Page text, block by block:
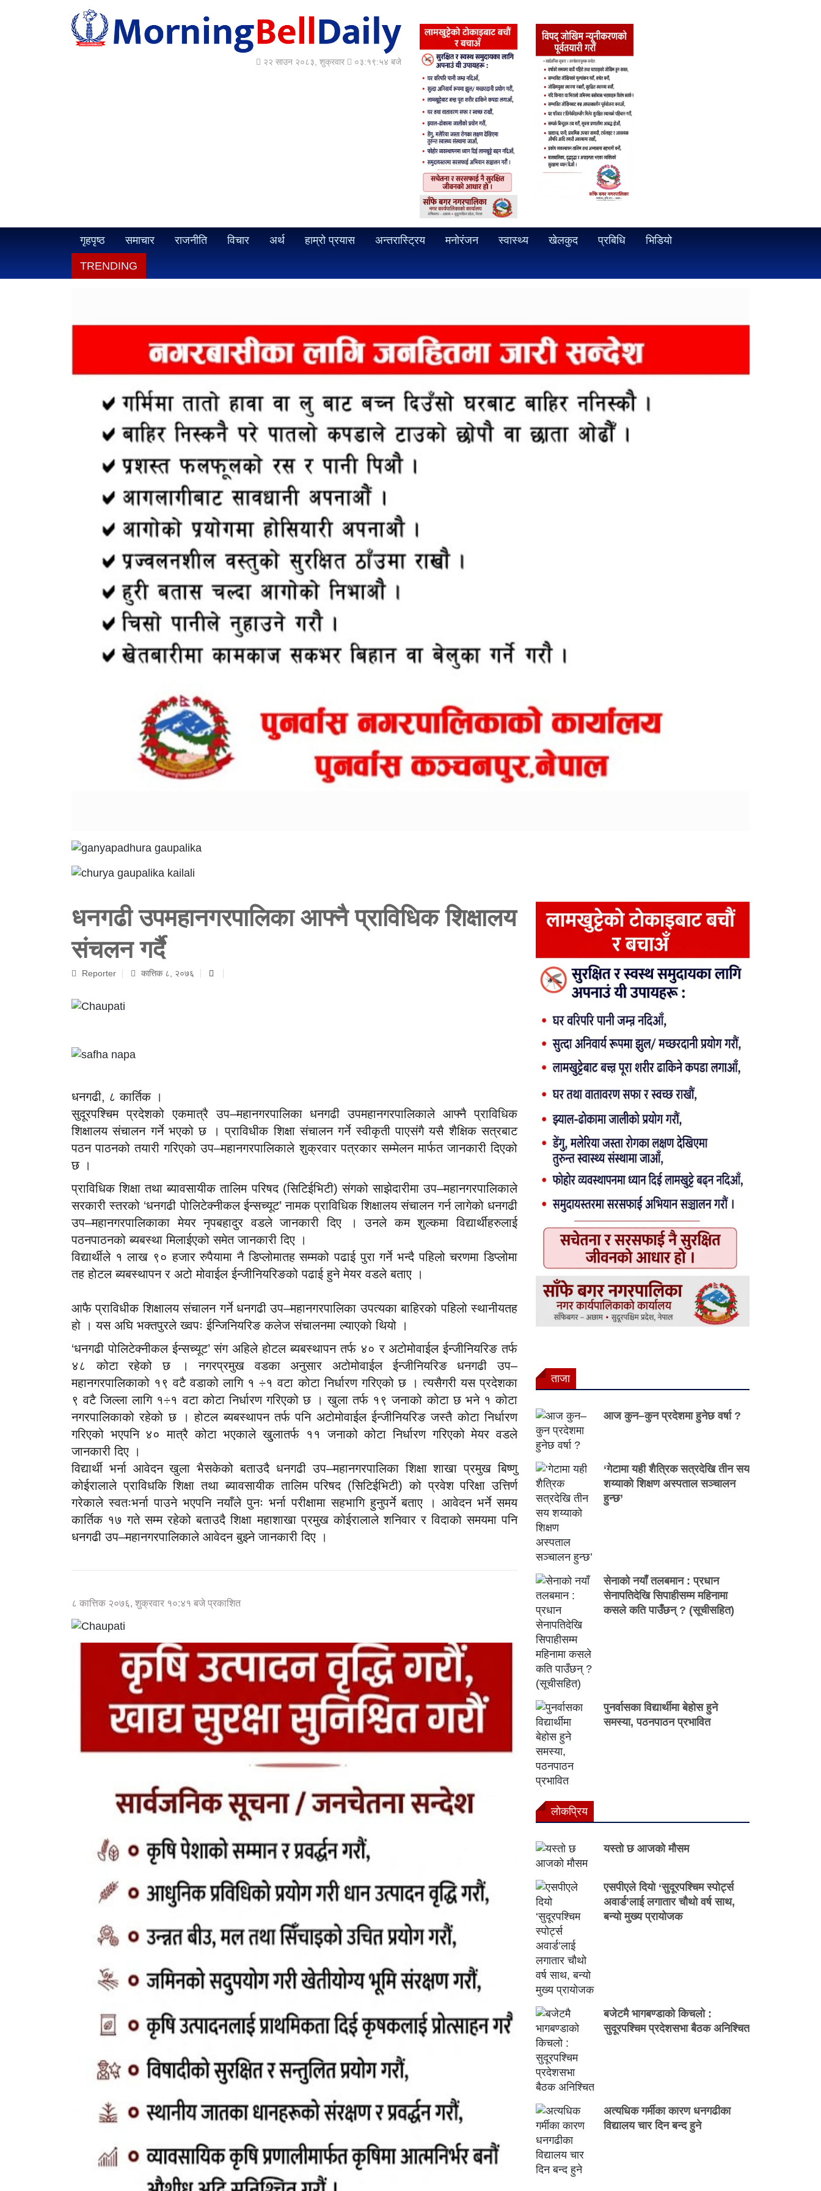
२२ साउन २०८३, शुक्रवार ०३:१९:५६ बजे
गृहपृष्ठ समाचार राजनीति विचार अर्थ हाम्रो प्रयास अन्तरास्ट्रिय मनोरंजन स्वास्थ्य खेलकुद प्रबिधि भिडियो
TRENDING
धनगढी उपमहानगरपालिका आफ्नै प्राविधिक शिक्षालय
संचलन गर्दै
Reporter कात्तिक ८, २०७६
धनगढी, ८ कार्तिक ।
सुदूरपश्चिम प्रदेशको एकमात्रै उप–महानगरपालिका धनगढी उपमहानगरपालिकाले आफ्नै प्राविधिक
शिक्षालय संचालन गर्ने भएको छ । प्राविधीक शिक्षा संचालन गर्ने स्वीकृती पाएसंगै यसै शैक्षिक सत्रबाट
पठन पाठनको तयारी गरिएको उप–महानगरपालिकाले शुक्रवार पत्रकार सम्मेलन मार्फत जानकारी दिएको
छ ।
प्राविधिक शिक्षा तथा ब्यावसायीक तालिम परिषद (सिटिईभिटी) संगको साझेदारीमा उप–महानगरपालिकाले
सरकारी स्तरको ‘धनगढी पोलिटेक्नीकल ईन्सच्यूट’ नामक प्राविधिक शिक्षालय संचालन गर्न लागेको धनगढी
उप–महानगरपालिकाका मेयर नृपबहादुर वडले जानकारी दिए । उनले कम शुल्कमा विद्यार्थीहरुलाई
पठनपाठनको ब्यबस्था मिलाईएको समेत जानकारी दिए ।
विद्यार्थीले १ लाख ९० हजार रुपैयामा नै डिप्लोमातह सम्मको पढाई पुरा गर्ने भन्दै पहिलो चरणमा डिप्लोमा
तह होटल ब्यबस्थापन र अटो मोवाईल ईन्जीनियरिङको पढाई हुने मेयर वडले बताए ।
आफै प्राविधीक शिक्षालय संचालन गर्ने धनगढी उप–महानगरपालिका उपत्यका बाहिरको पहिलो स्थानीयतह
हो । यस अघि भक्तपुरले ख्वपः ईन्जिनियरिङ कलेज संचालनमा ल्याएको थियो ।
‘धनगढी पोलिटेक्नीकल ईन्सच्यूट’ संग अहिले होटल ब्यबस्थापन तर्फ ४० र अटोमोवाईल ईन्जीनियरिङ तर्फ
४८ कोटा रहेको छ । नगरप्रमुख वडका अनुसार अटोमोवाईल ईन्जीनियरिङ धनगढी उप–
महानगरपालिकाको १९ वटै वडाको लागि १ ÷१ वटा कोटा निर्धारण गरिएको छ । त्यसैगरी यस प्रदेशका
९ वटै जिल्ला लागि १÷१ वटा कोटा निर्धारण गरिएको छ । खुला तर्फ १९ जनाको कोटा छ भने १ कोटा
नगरपालिकाको रहेको छ । होटल ब्यबस्थापन तर्फ पनि अटोमोवाईल ईन्जीनियरिङ जस्तै कोटा निर्धारण
गरिएको भएपनि ४० मात्रै कोटा भएकाले खु्लातर्फ ११ जनाको कोटा निर्धारण गरिएको मेयर वडले
जानकारी दिए ।
विद्यार्थी भर्ना आवेदन खुला भैसकेको बताउदै धनगढी उप–महानगरपालिका शिक्षा शाखा प्रमुख बिष्णु
कोईरालाले प्राविधकि शिक्षा तथा ब्यावसायीक तालिम परिषद (सिटिईभिटी) को प्रवेश परिक्षा उत्तिर्ण
गरेकाले स्वतःभर्ना पाउने भएपनि नयाँले पुनः भर्ना परीक्षामा सहभागि हुनुपर्ने बताए । आवेदन भर्ने समय
कार्तिक १७ गते सम्म रहेको बताउदै शिक्षा महाशाखा प्रमुख कोईरालाले शनिवार र विदाको समयमा पनि
धनगढी उप–महानगरपालिकाले आवेदन बुझ्ने जानकारी दिए ।
८ कात्तिक २०७६, शुक्रवार १०:४१ बजे प्रकाशित
ताजा
आज कुन–कुन प्रदेशमा हुनेछ वर्षा ?
‘गेटामा यही शैत्रिक सत्रदेखि तीन सय
शय्याको शिक्षण अस्पताल सञ्चालन
हुन्छ’
सेनाको नयाँ तलबमान : प्रधान
सेनापतिदेखि सिपाहीसम्म महिनामा
कसले कति पाउँछन् ? (सूचीसहित)
पुनर्वासका विद्यार्थीमा बेहोस हुने
समस्या, पठनपाठन प्रभावित
लाेकप्रिय
यस्तो छ आजको मौसम
एसपीएले दियो ‘सुदूरपश्चिम स्पोर्ट्स
अवार्ड’लाई लगातार चौथो वर्ष साथ,
बन्यो मुख्य प्रायोजक
बजेटमै भागबण्डाको किचलो :
सुदूरपश्चिम प्रदेशसभा बैठक अनिश्चित
अत्यधिक गर्मीका कारण धनगढीका
विद्यालय चार दिन बन्द हुने